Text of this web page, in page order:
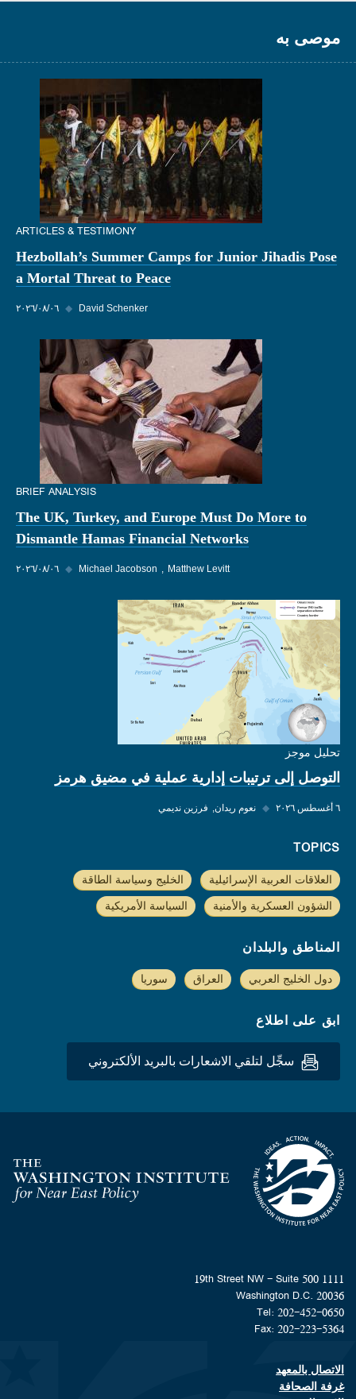
موصى به
ARTICLES & TESTIMONY
Hezbollah’s Summer Camps for Junior Jihadis Pose
a Mortal Threat to Peace
٠٦‏/٠٨‏/٢٠٢٦ ◆ David Schenker
BRIEF ANALYSIS
The UK, Turkey, and Europe Must Do More to
Dismantle Hamas Financial Networks
٠٦‏/٠٨‏/٢٠٢٦ ◆ Michael Jacobson Matthew Levitt
تحليل موجز
التوصل إلى ترتيبات إدارية عملية في مضيق هرمز
٦ أغسطس ٢٠٢٦ ◆ نعوم ريدان فرزين نديمي
TOPICS
العلاقات العربية الإسرائيلية الخليج وسياسة الطاقة
الشؤون العسكرية والأمنية السياسة الأمريكية
المناطق والبلدان
دول الخليج العربي العراق سوريا
ابق على اطلاع
سجِّل لتلقي الاشعارات بالبريد الألكتروني
Homepage
1111 19th Street NW - Suite 500
Washington D.C. 20036
Tel: 202-452-0650
Fax: 202-223-5364
Footer contact links
الاتصال بالمعهد
غرفة الصحافة